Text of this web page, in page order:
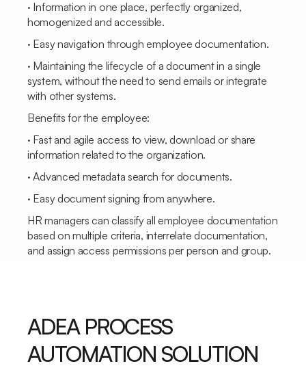
· Information in one place, perfectly organized,
homogenized and accessible.
· Easy navigation through employee documentation.
· Maintaining the lifecycle of a document in a single
system, without the need to send emails or integrate
with other systems.
Benefits for the employee:
· Fast and agile access to view, download or share
information related to the organization.
· Advanced metadata search for documents.
· Easy document signing from anywhere.
HR managers can classify all employee documentation
based on multiple criteria, interrelate documentation,
and assign access permissions per person and group.
ADEA PROCESS
AUTOMATION SOLUTION